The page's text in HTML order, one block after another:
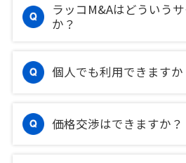
ラッコM&Aはどういう
か？
個人でも利用できますか
価格交渉はできますか？